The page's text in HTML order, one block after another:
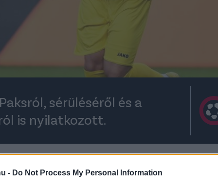
- Do Not Process My Personal Information
sérüléséről és a
is nyilatkozott.